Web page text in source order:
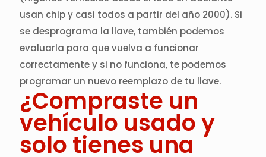
usan chip y casi todos a partir del año 2000). Si
se desprograma la llave, también podemos
evaluarla para que vuelva a funcionar
correctamente y si no funciona, te podemos
programar un nuevo reemplazo de tu llave.
¿Compraste un
vehículo usado y
solo tienes una